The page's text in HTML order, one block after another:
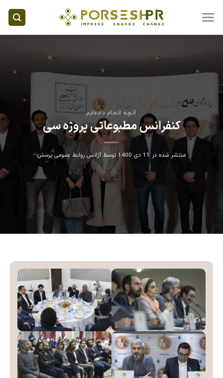
content
آنچه انجام داده‌ایم
کنفرانس مطبوعاتی پروژه سی
منتشر شده در11 دی 1400 توسط آژانس روابط عمومی پرسش